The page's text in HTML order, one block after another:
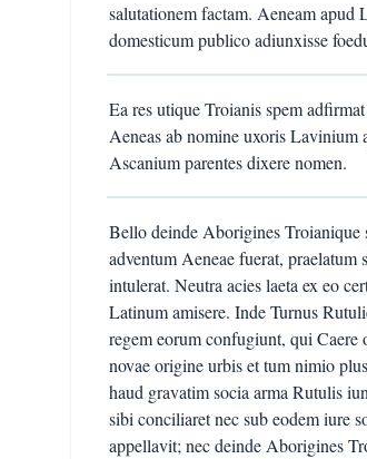
salutationem factam. Aeneam
domesticum publico adiunxisse
Ea res utique Troianis spem
Aeneas ab nomine uxoris
Ascanium parentes dixere nomen.
Bello deinde Aborigines
adventum Aeneae fuerat,
intulerat. Neutra acies laeta ex eo
Latinum amisere. Inde Turnus
regem eorum confugiunt, qui
novae origine urbis et tum nimio
haud gravatim socia arma Rutulis
sibi conciliaret nec sub eodem iure
appellavit; nec deinde Aborigines